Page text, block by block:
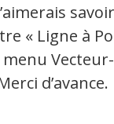
« Ligne à
d’avance.